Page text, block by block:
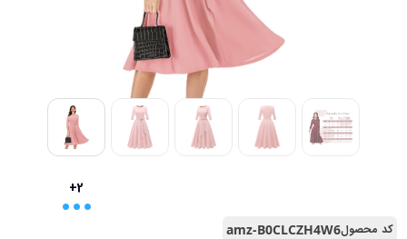
+2
...
کد محصولamz-B0CLCZH4W6